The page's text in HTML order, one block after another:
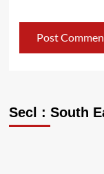
Secl : South